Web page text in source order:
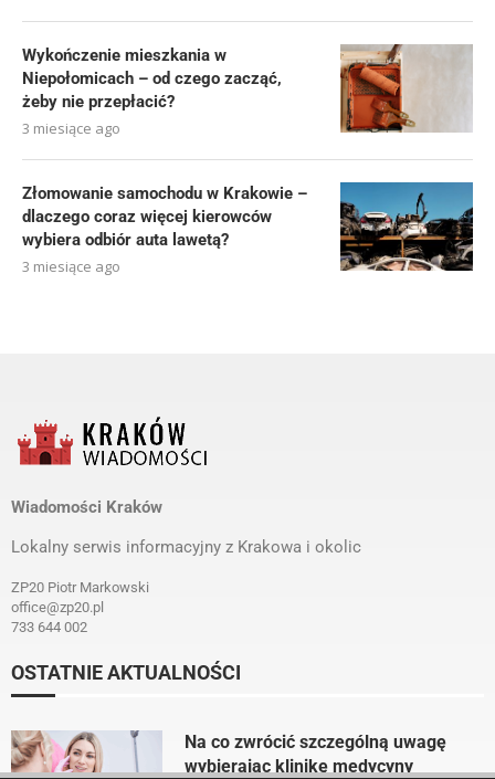
Wykończenie mieszkania w
Niepołomicach – od czego zacząć,
żeby nie przepłacić?
3 miesiące ago
Złomowanie samochodu w Krakowie –
dlaczego coraz więcej kierowców
wybiera odbiór auta lawetą?
3 miesiące ago
Wiadomości Kraków
Lokalny serwis informacyjny z Krakowa i okolic
ZP20 Piotr Markowski
office@zp20.pl
733 644 002
OSTATNIE AKTUALNOŚCI
Na co zwrócić szczególną uwagę
wybierając klinikę medycyny